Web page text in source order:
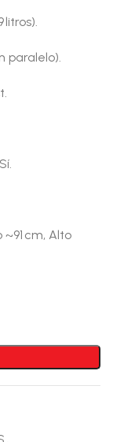
litros).
paralelo).
cm, Alto